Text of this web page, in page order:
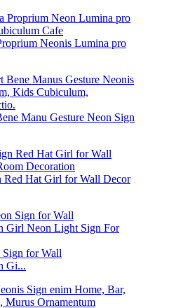
Neonis Lumina pro
Manu Gesture Neon Sign
Red Hat Girl for Wall Decor
Sign for Wall
Gi...